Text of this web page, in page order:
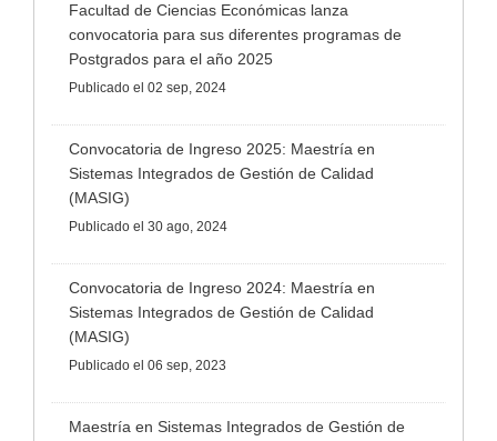
Facultad de Ciencias Económicas lanza
convocatoria para sus diferentes programas de
Postgrados para el año 2025
Publicado el 02 sep, 2024
Convocatoria de Ingreso 2025: Maestría en
Sistemas Integrados de Gestión de Calidad
(MASIG)
Publicado el 30 ago, 2024
Convocatoria de Ingreso 2024: Maestría en
Sistemas Integrados de Gestión de Calidad
(MASIG)
Publicado el 06 sep, 2023
Maestría en Sistemas Integrados de Gestión de